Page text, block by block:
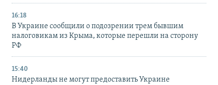
16:18
В Украине сообщили о подозрении трем бывшим
налоговикам из Крыма, которые перешли на сторону
РФ
15:40
Нидерланды не могут предоставить Украине